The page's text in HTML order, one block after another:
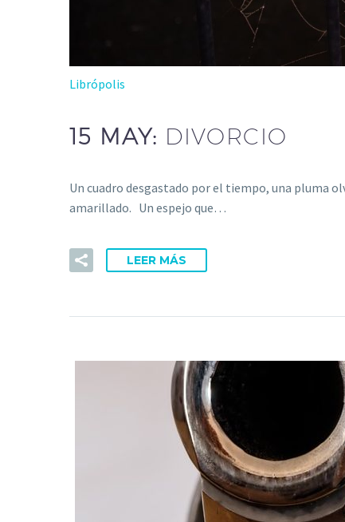
Librópolis
15 MAY: DIVORCIO
Un cuadro desgastado por el tiempo, una pluma
amarillado. Un espejo que…
LEER MÁS